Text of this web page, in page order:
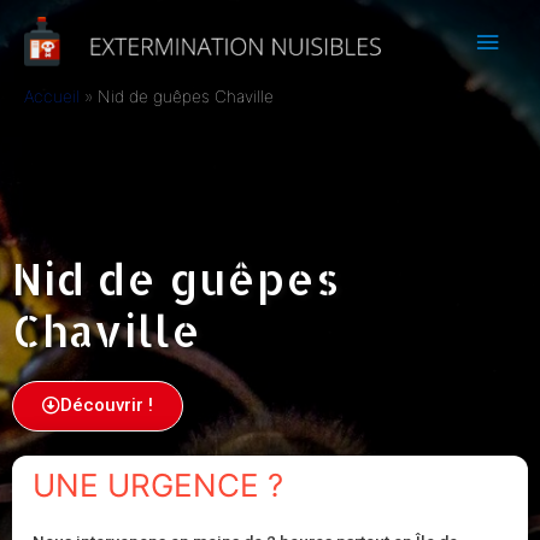
Accueil Nid de guêpes Chaville
Nid de guêpes
Chaville
Découvrir !
UNE URGENCE ?